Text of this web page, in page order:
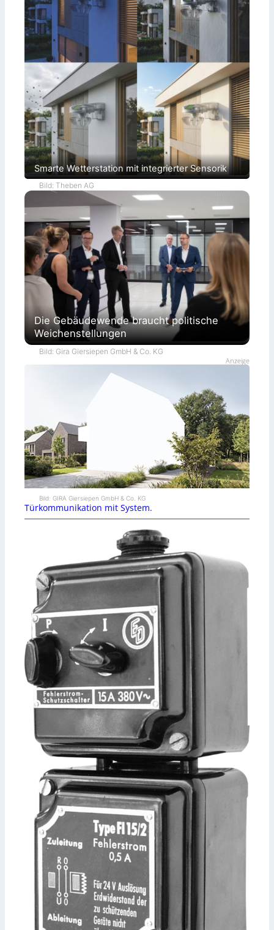
Smarte Wetterstation mit integrierter Sensorik
Bild: Theben AG
Die Gebäudewende braucht politische
Weichenstellungen
Bild: Gira Giersiepen GmbH & Co. KG
Anzeige
Bild: GIRA Giersiepen GmbH & Co. KG
Türkommunikation mit System.